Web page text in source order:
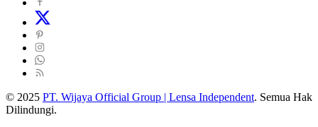
© 2025 PT. Wijaya Official Group | Lensa Independent. Semua Hak
Dilindungi.